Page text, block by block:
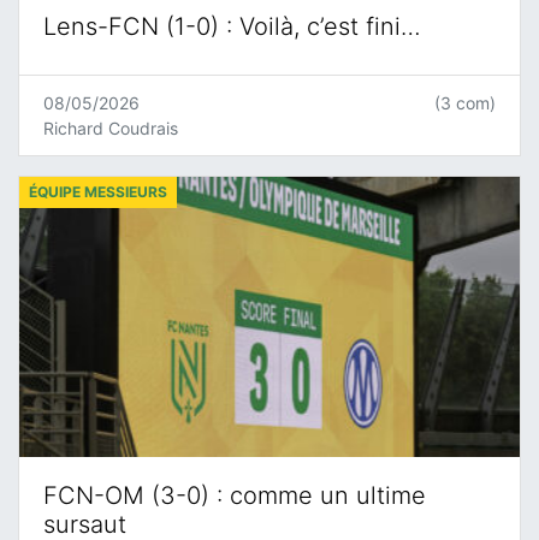
Lens-FCN (1-0) : Voilà, c’est fini…
08/05/2026
Richard Coudrais
(3 com)
FCN-OM (3-0) : comme un ultime
sursaut
ÉQUIPE MESSIEURS